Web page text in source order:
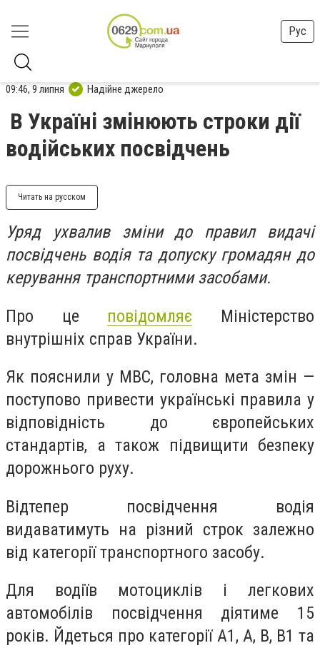
Рус
09:46, 9 липня Надійне джерело
В Україні змінюють строки дії
водійських посвідчень
Читать на русском
Уряд ухвалив зміни до правил видачі
посвідчень водія та допуску громадян до
керування транспортними засобами.
Про це повідомляє Міністерство
внутрішніх справ України.
Як пояснили у МВС, головна мета змін —
поступово привести українські правила у
відповідність до європейських
стандартів, а також підвищити безпеку
дорожнього руху.
Відтепер посвідчення водія
видаватимуть на різний строк залежно
від категорії транспортного засобу.
Для водіїв мотоциклів і легкових
автомобілів посвідчення діятиме 15
років. Йдеться про категорії А1, А, В, В1 та